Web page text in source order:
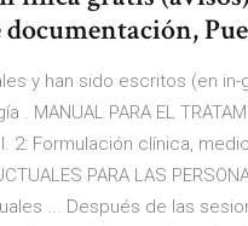
documentación,
y han sido escritos (en
. MANUAL PARA EL
2: Formulación clínica,
PARA LAS
... Después de las